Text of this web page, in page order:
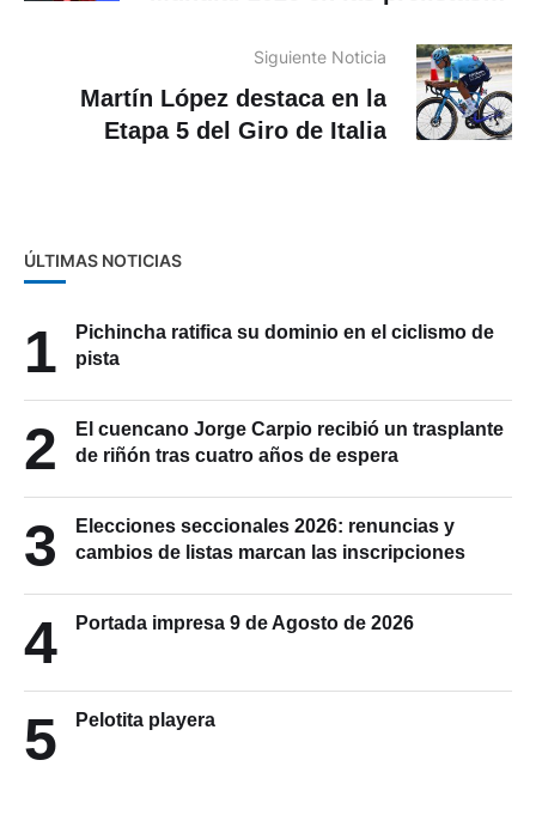
Siguiente Noticia
Martín López destaca en la
Etapa 5 del Giro de Italia
ÚLTIMAS NOTICIAS
1
Pichincha ratifica su dominio en el ciclismo de
pista
2
El cuencano Jorge Carpio recibió un trasplante
de riñón tras cuatro años de espera
3
Elecciones seccionales 2026: renuncias y
cambios de listas marcan las inscripciones
4 Portada impresa 9 de Agosto de 2026
5 Pelotita playera